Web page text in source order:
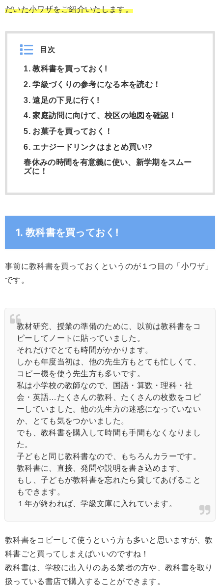
だいた小ワザをご紹介いたします。
目次
1. 教科書を買っておく!
2. 学級づくりの参考になる本を読む！
3. 遠足の下見に行く!
4. 家庭訪問に向けて、校区の地図を確認！
5. お菓子を買っておく！
6. エナジードリンクはまとめ買い!?
春休みの時間を有意義に使い、新学期をスムー
ズに！
1. 教科書を買っておく!
事前に教科書を買っておくというのが１つ目の「小ワザ」
です。
教材研究、授業の準備のために、以前は教科書をコ
ピーしてノートに貼っていました。
それだけでとても時間がかかります。
しかも年度当初は、他の先生方もとても忙しくて、
コピー機を使う先生方も多いです。
私は小学校の教師なので、国語・算数・理科・社
会・英語…たくさんの教科、たくさんの枚数をコピ
ーしていました。他の先生方の迷惑になっていない
か、とても気をつかいました。
でも、教科書を購入して時間も手間もなくなりまし
た。
子どもと同じ教科書なので、もちろんカラーです。
教科書に、直接、発問や説明を書き込めます。
もし、子どもが教科書を忘れたら貸してあげること
もできます。
１年が終われば、学級文庫に入れています。
教科書をコピーして使うという方も多いと思いますが、教
科書ごと買ってしまえばいいのですね！
教科書は、学校に出入りのある業者の方や、教科書を取り
扱っている書店で購入することができます。